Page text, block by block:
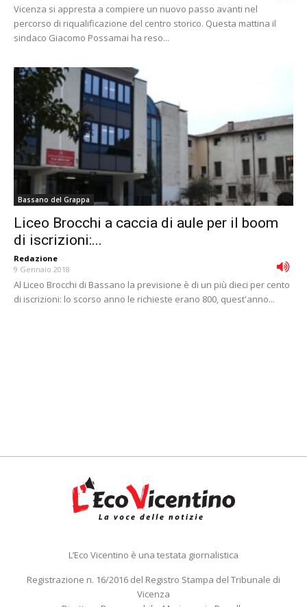
Vicenza si appresta a compiere un nuovo passo avanti nel
percorso di riqualificazione del centro storico. Questa mattina il
sindaco Giacomo Possamai ha reso...
Bassano del Grappa
Liceo Brocchi a caccia di aule per il boom
di iscrizioni:...
Redazione -
9 Gennaio 2018
Al Liceo Brocchi di Bassano la previsione è di un più dieci per cento
di iscrizioni: lo scorso anno le richieste erano 800, quest'anno...
L’Eco Vicentino è una testata giornalistica
Registrazione n. 16/2016 del Registro Stampa del Tribunale di
Vicenza